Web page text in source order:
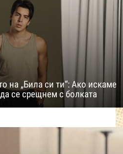
на „Била си ти“: Ако искаме
се срещнем с болката